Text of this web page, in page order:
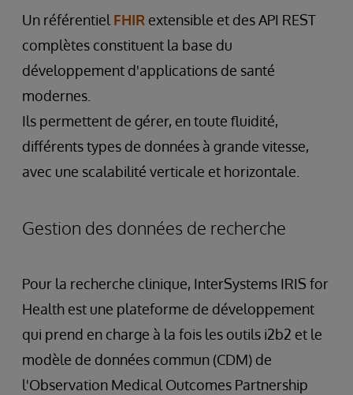
Un référentiel FHIR extensible et des API REST
complètes constituent la base du
développement d'applications de santé
modernes.
Ils permettent de gérer, en toute fluidité,
différents types de données à grande vitesse,
avec une scalabilité verticale et horizontale.
Gestion des données de recherche
Pour la recherche clinique, InterSystems IRIS for
Health est une plateforme de développement
qui prend en charge à la fois les outils i2b2 et le
modèle de données commun (CDM) de
l'Observation Medical Outcomes Partnership